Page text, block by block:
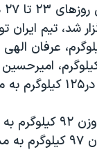
رهبری ایران
نوبل صلح
«سی‌پک»
شد، تیم
مهدی حاجیلوئیان در
علیرضا عبداللهی در وزن